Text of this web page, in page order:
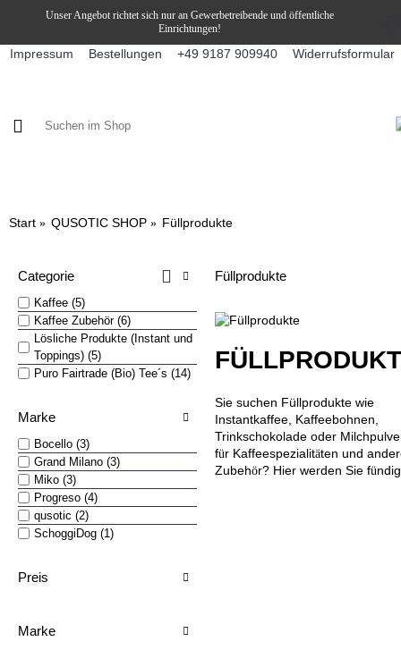
Unser Angebot richtet sich nur an Gewerbetreibende und öffentliche
Einrichtungen!
Impressum Bestellungen +49 9187 909940 Widerrufsformular
Start QUSOTIC SHOP Füllprodukte
Categorie
Kaffee (5)
Kaffee Zubehör (6)
Lösliche Produkte (Instant und
Toppings) (5)
Puro Fairtrade (Bio) Tee´s (14)
Marke
Bocello (3)
Grand Milano (3)
Miko (3)
Progreso (4)
qusotic (2)
SchoggiDog (1)
Preis
Marke
Füllprodukte
Sie suchen Füllprodukte wie
Instantkaffee, Kaffeebohnen,
Trinkschokolade oder
für Kaffeespezialitäten und
Zubehör? Hier werden Sie fü